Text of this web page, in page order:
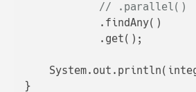
// .parallel()